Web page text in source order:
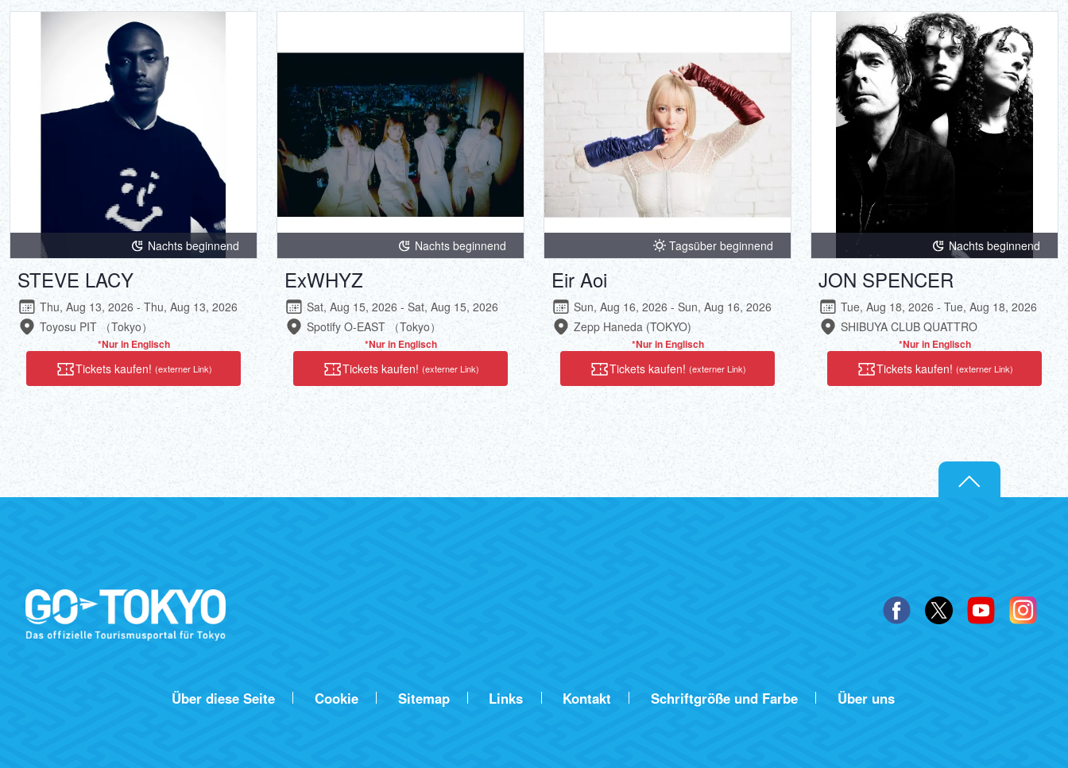
Nachts beginnend
STEVE LACY
Thu, Aug 13, 2026 - Thu, Aug 13, 2026
Toyosu PIT （Tokyo）
*Nur in Englisch
Tickets kaufen! (externer Link)
Nachts beginnend
ExWHYZ
Sat, Aug 15, 2026 - Sat, Aug 15, 2026
Spotify O-EAST （Tokyo）
*Nur in Englisch
Tickets kaufen! (externer Link)
Tagsüber beginnend
Eir Aoi
Sun, Aug 16, 2026 - Sun, Aug 16, 2026
Zepp Haneda (TOKYO)
*Nur in Englisch
Tickets kaufen! (externer Link)
Nachts beginnend
JON SPENCER
Tue, Aug 18, 2026 - Tue, Aug 18, 2026
SHIBUYA CLUB QUATTRO
*Nur in Englisch
Tickets kaufen! (externer Link)
Über diese Seite Cookie Sitemap Links Kontakt Schriftgröße und Farbe Über uns